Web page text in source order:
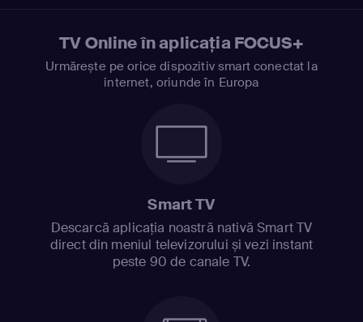
TV Online în aplicația FOCUS+
Urmărește pe orice dispozitiv smart conectat la
internet, oriunde în Europa
Smart TV
Descarcă aplicația noastră nativă Smart TV
direct din meniul televizorului și vezi instant
peste 90 de canale TV.